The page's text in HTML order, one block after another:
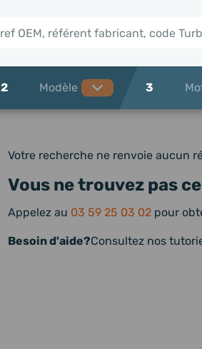
2 3
Votre recherche ne renvoie aucun
Vous ne trouvez pas
Appelez au 03 59 25 03 02 pour
Besoin d'aide?Consultez nos